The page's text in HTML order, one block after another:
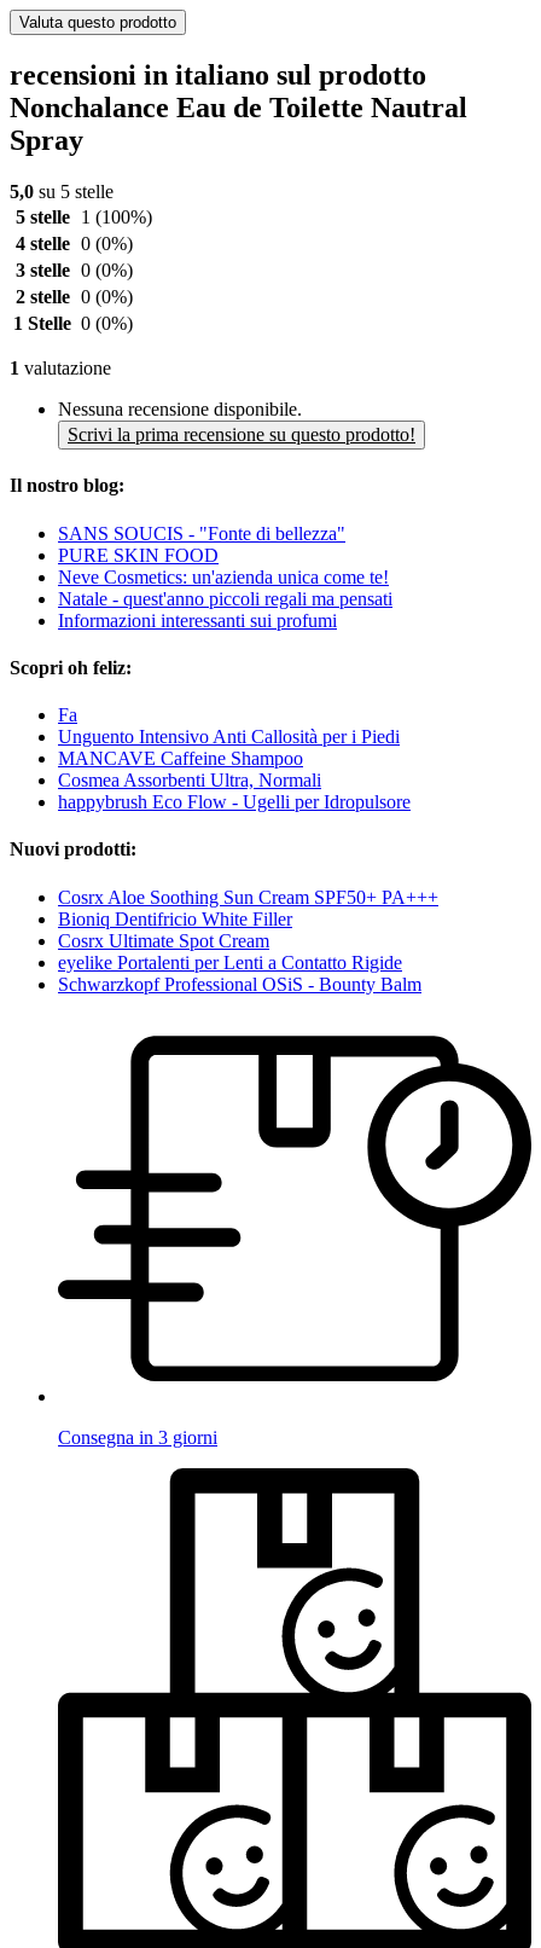
Valuta questo prodotto
recensioni in italiano sul prodotto
Nonchalance Eau de Toilette Nautral
Spray
5,0 su 5 stelle
5 stelle
1 (100%)
4 stelle 0 (0%)
3 stelle 0 (0%)
2 stelle 0 (0%)
1 Stelle 0 (0%)
1 valutazione
Nessuna recensione disponibile.
Scrivi la prima recensione su questo prodotto!
Il nostro blog:
SANS SOUCIS - "Fonte di bellezza"
PURE SKIN FOOD
Neve Cosmetics: un'azienda unica come te!
Natale - quest'anno piccoli regali ma pensati
Informazioni interessanti sui profumi
Scopri oh feliz:
Fa
Unguento Intensivo Anti Callosità per i Piedi
MANCAVE Caffeine Shampoo
Cosmea Assorbenti Ultra, Normali
happybrush Eco Flow - Ugelli per Idropulsore
Nuovi prodotti:
Cosrx Aloe Soothing Sun Cream SPF50+ PA+++
Bioniq Dentifricio White Filler
Cosrx Ultimate Spot Cream
eyelike Portalenti per Lenti a Contatto Rigide
Schwarzkopf Professional OSiS - Bounty Balm
Consegna in 3 giorni